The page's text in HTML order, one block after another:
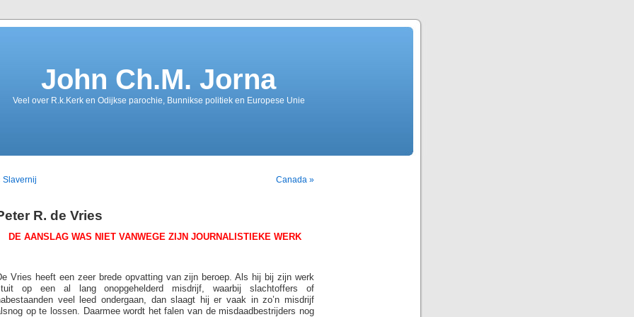
John Ch.M. Jorna
Veel over R.k.Kerk en Odijkse parochie, Bunnikse politiek en Europese Unie
Slavernij Canada »
R. de Vries
DE AANSLAG WAS NIET VANWEGE ZIJN JOURNALISTIEKE WERK
Vries heeft een zeer brede opvatting van zijn beroep. Als hij bij zijn werk
op een al lang onopgehelderd misdrijf, waarbij slachtoffers of
veel leed ondergaan, dan slaagt hij er vaak in zo’n misdrijf
op te lossen. Daarmee wordt het falen van de misdaadbestrijders nog